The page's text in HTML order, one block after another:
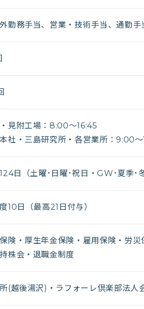
勤務手当、営業・技術手当、通勤手
見附工場：8:00～16:45
社・三島研究所・各営業所：9:00～
日（土曜･日曜･祝日・GW･夏季･
10日（最高21日付与）
険・厚生年金保険・雇用保険・労災
株会・退職金制度
(越後湯沢)・ラフォーレ倶楽部法人